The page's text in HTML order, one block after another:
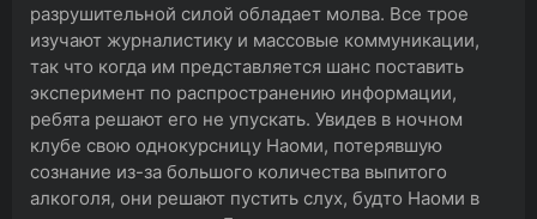
разрушительной силой обладает молва. Все трое
изучают журналистику и массовые коммуникации,
так что когда им представляется шанс поставить
эксперимент по распространению информации,
ребята решают его не упускать. Увидев в ночном
клубе свою однокурсницу Наоми, потерявшую
сознание из-за большого количества выпитого
алкоголя, они решают пустить слух, будто Наоми в